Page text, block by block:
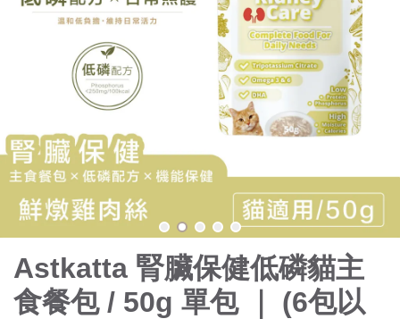
Astkatta 腎臟保健低磷貓主
食餐包 / 50g 單包 ｜ (6包以